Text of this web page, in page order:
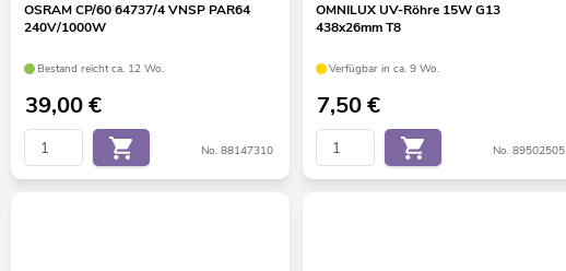
OSRAM CP/60 64737/4 VNSP PAR64
240V/1000W
Bestand reicht ca. 12 Wo.
39,00€
No. 88147310
OMNILUX UV-Röhre 15W G13
438x26mm T8
Verfügbar in ca. 9 Wo.
7,50€
No. 89502505